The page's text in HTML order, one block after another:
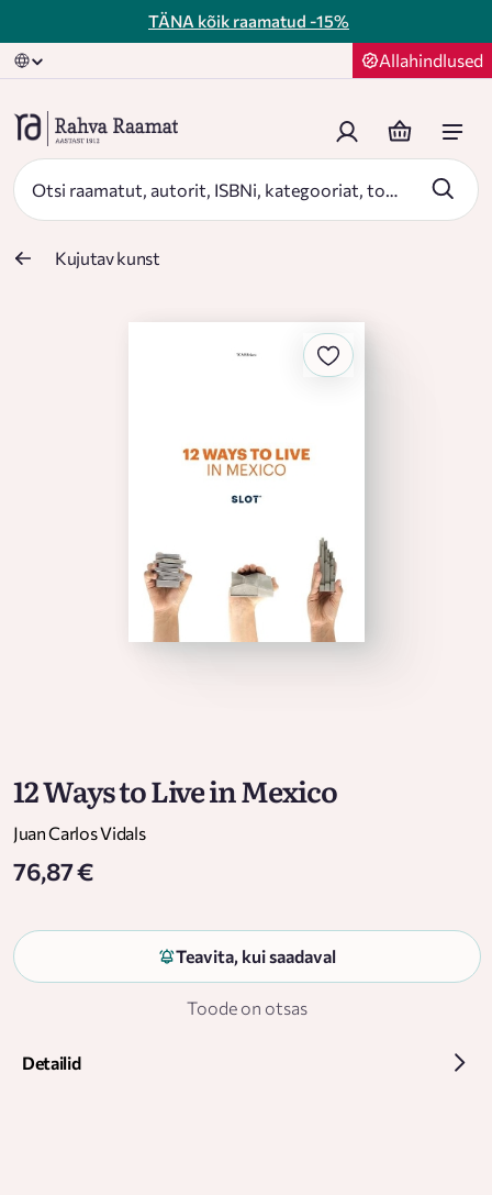
TÄNA kõik raamatud -15%
Allahindlused
Kujutav kunst
12 Ways to Live in Mexico
Juan Carlos Vidals
76,87 €
Teavita, kui saadaval
Toode on otsas
Detailid